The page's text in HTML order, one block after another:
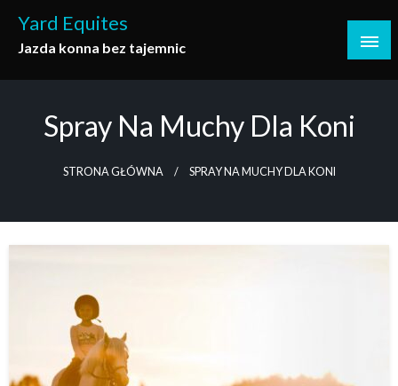
content
Yard Equites
Jazda konna bez tajemnic
Spray Na Muchy Dla Koni
STRONA GŁÓWNA SPRAY NA MUCHY DLA KONI